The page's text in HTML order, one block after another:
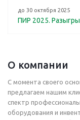
до 30 октября 2025
ПИР 2025.
О компании
С момента своего
предлагаем нашим
спектр
оборудования и